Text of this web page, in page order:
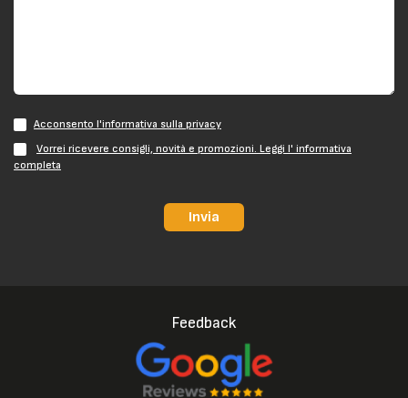
Acconsento l'informativa sulla privacy
Vorrei ricevere consigli, novità e promozioni. Leggi l' informativa
completa
Invia
Feedback